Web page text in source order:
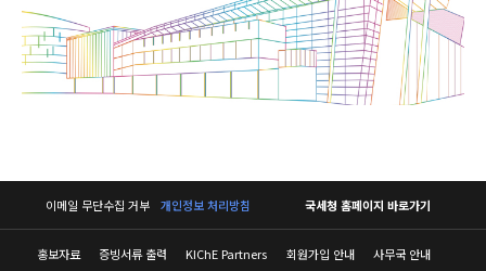
이메일 무단수집 거부 개인정보 처리방침 국세청 홈페이지 바로가기
홍보자료 증빙서류 출력 KIChE Partners 회원가입 안내 사무국 안내